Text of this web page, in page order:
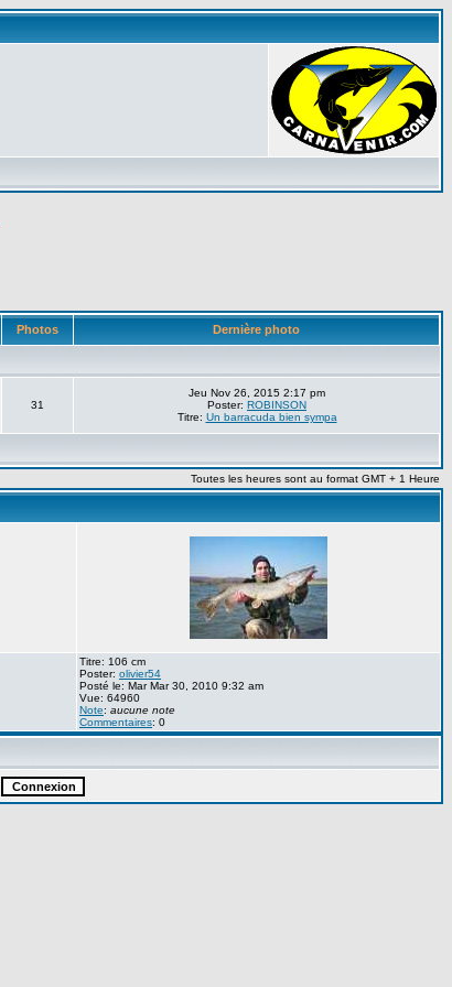
Photos Dernière photo
31
Jeu Nov 26, 2015 2:17 pm
Poster: ROBINSON
Titre: Un barracuda bien sympa
Toutes les heures sont au format GMT + 1 Heure
Titre: 106 cm
Poster: olivier54
Posté le: Mar Mar 30, 2010 9:32 am
Vue: 64960
Note: aucune note
Commentaires: 0